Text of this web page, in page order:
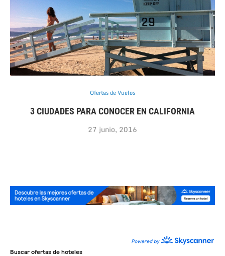
Ofertas de Vuelos
3 CIUDADES PARA CONOCER EN CALIFORNIA
27 junio, 2016